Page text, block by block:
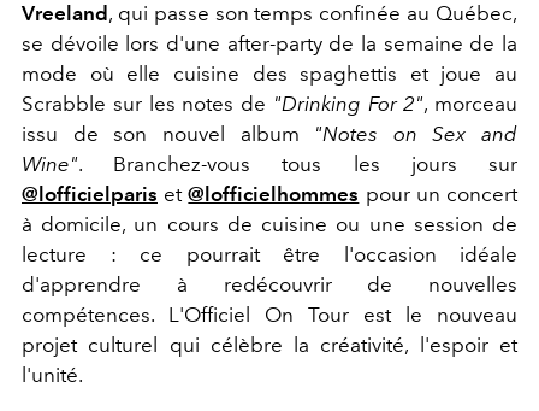
Vreeland , qui passe son temps confinée au Québec,
se dévoile lors d'une after-party de la semaine de la
mode où elle cuisine des spaghettis et joue au
Scrabble sur les notes de "Drinking For 2", morceau
issu de son nouvel album "Notes on Sex and
Wine". Branchez-vous tous les jours sur
@lofficielparis et@lofficielhommes pour un concert
à domicile, un cours de cuisine ou une session de
lecture : ce pourrait être l'occasion idéale
d'apprendre à redécouvrir de nouvelles
compétences. L'Officiel On Tour est le nouveau
projet culturel qui célèbre la créativité, l'espoir et
l'unité.